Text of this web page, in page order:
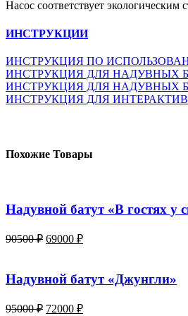
Насос соответствует
ИНСТРУКЦИИ
ИНСТРУКЦИЯ ПО
ИНСТРУКЦИЯ ДЛЯ НАДУВНЫХ
ИНСТРУКЦИЯ ДЛЯ НАДУВНЫХ
ИНСТРУКЦИЯ ДЛЯ
Похожие Товары
Надувной батут «В гостях у
90500₽ Первоначальная
90500 ₽.
69000 ₽Текущая
Надувной батут «Джунгли»
95000₽ Первоначальная
72000 ₽Текущая